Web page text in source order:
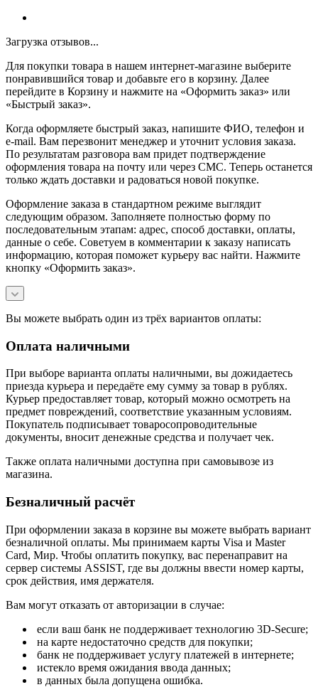
Загрузка отзывов...
Для покупки товара в нашем интернет-магазине выберите
понравившийся товар и добавьте его в корзину. Далее
перейдите в Корзину и нажмите на «Оформить заказ» или
«Быстрый заказ».
Когда оформляете быстрый заказ, напишите ФИО, телефон и
e-mail. Вам перезвонит менеджер и уточнит условия заказа.
По результатам разговора вам придет подтверждение
оформления товара на почту или через СМС. Теперь останется
только ждать доставки и радоваться новой покупке.
Оформление заказа в стандартном режиме выглядит
следующим образом. Заполняете полностью форму по
последовательным этапам: адрес, способ доставки, оплаты,
данные о себе. Советуем в комментарии к заказу написать
информацию, которая поможет курьеру вас найти. Нажмите
кнопку «Оформить заказ».
Вы можете выбрать один из трёх вариантов оплаты:
Оплата наличными
При выборе варианта оплаты наличными, вы дожидаетесь
приезда курьера и передаёте ему сумму за товар в рублях.
Курьер предоставляет товар, который можно осмотреть на
предмет повреждений, соответствие указанным условиям.
Покупатель подписывает товаросопроводительные
документы, вносит денежные средства и получает чек.
Также оплата наличными доступна при самовывозе из
магазина.
Безналичный расчёт
При оформлении заказа в корзине вы можете выбрать вариант
безналичной оплаты. Мы принимаем карты Visa и Master
Card, Мир. Чтобы оплатить покупку, вас перенаправит на
сервер системы ASSIST, где вы должны ввести номер карты,
срок действия, имя держателя.
Вам могут отказать от авторизации в случае:
если ваш банк не поддерживает технологию 3D-Secure;
на карте недостаточно средств для покупки;
банк не поддерживает услугу платежей в интернете;
истекло время ожидания ввода данных;
в данных была допущена ошибка.